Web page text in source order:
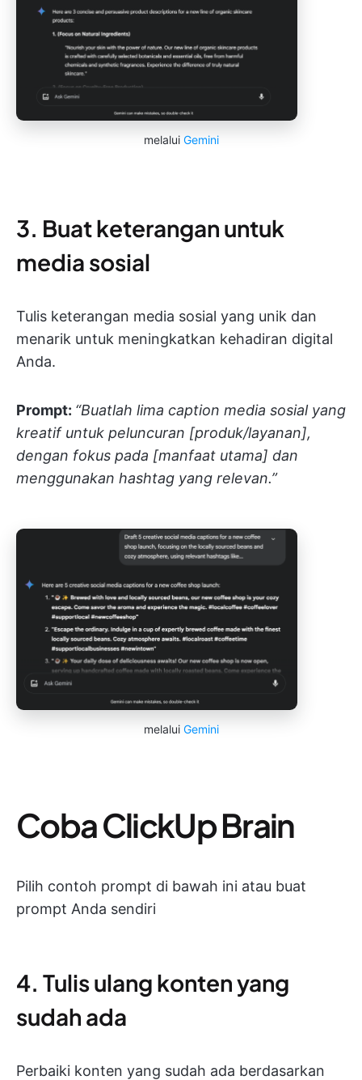
melalui Gemini
3. Buat keterangan untuk
media sosial
Tulis keterangan media sosial yang unik dan
menarik untuk meningkatkan kehadiran digital
Anda.
Prompt: “Buatlah lima caption media sosial yang
kreatif untuk peluncuran [produk/layanan],
dengan fokus pada [manfaat utama] dan
menggunakan hashtag yang relevan.”
melalui Gemini
Coba ClickUp Brain
Pilih contoh prompt di bawah ini atau buat
prompt Anda sendiri
4. Tulis ulang konten yang
sudah ada
Perbaiki konten yang sudah ada berdasarkan